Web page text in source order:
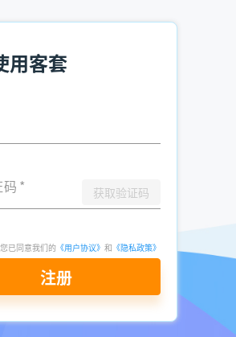
立即申请免费试用
用客套
* 获取验证码
已同意我们的 《用户协议》 和 《隐私政策》
注册